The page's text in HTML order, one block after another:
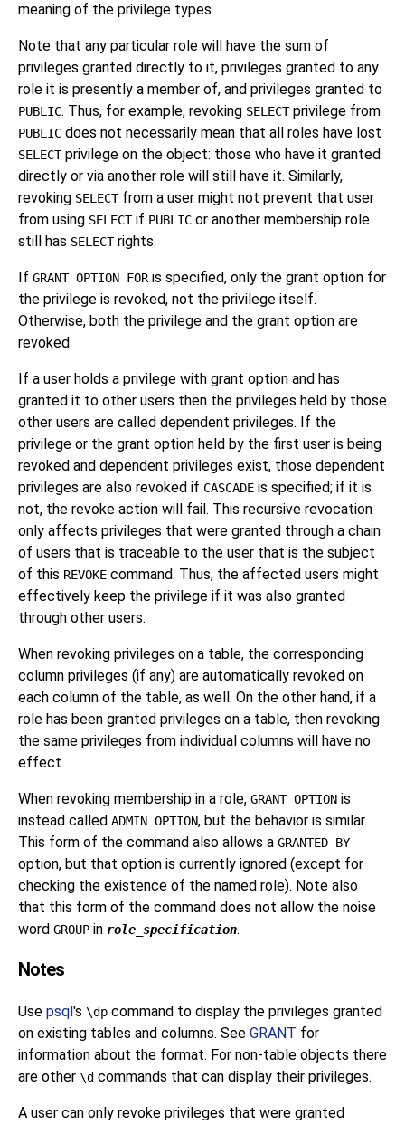
meaning of the privilege types.
Note that any particular role will have the sum of
privileges granted directly to it, privileges granted to any
role it is presently a member of, and privileges granted to
PUBLIC. Thus, for example, revoking SELECTprivilege from
PUBLIC does not necessarily mean that all roles have lost
SELECTprivilege on the object: those who have it granted
directly or via another role will still have it. Similarly,
revoking SELECTfrom a user might not prevent that user
from using SELECTif PUBLIC or another membership role
still has SELECTrights.
If GRANT OPTION FORis specified, only the grant option for
the privilege is revoked, not the privilege itself.
Otherwise, both the privilege and the grant option are
revoked.
If a user holds a privilege with grant option and has
granted it to other users then the privileges held by those
other users are called dependent privileges. If the
privilege or the grant option held by the first user is being
revoked and dependent privileges exist, those dependent
privileges are also revoked if CASCADE is specified; if it is
not, the revoke action will fail. This recursive revocation
only affects privileges that were granted through a chain
of users that is traceable to the user that is the subject
of this REVOKE command. Thus, the affected users might
effectively keep the privilege if it was also granted
through other users.
When revoking privileges on a table, the corresponding
column privileges (if any) are automatically revoked on
each column of the table, as well. On the other hand, if a
role has been granted privileges on a table, then revoking
the same privileges from individual columns will have no
effect.
When revoking membership in a role, GRANT OPTION is
instead called ADMIN OPTION, but the behavior is similar.
This form of the command also allows a GRANTED BY
option, but that option is currently ignored (except for
checking the existence of the named role). Note also
that this form of the command does not allow the noise
word GROUP in role_specification.
Notes
Use psql 's \dp command to display the privileges granted
on existing tables and columns. See GRANT for
information about the format. For non-table objects there
are other \d commands that can display their privileges.
A user can only revoke privileges that were granted